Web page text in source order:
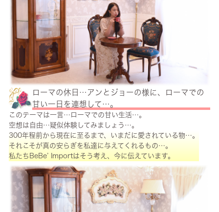
ローマの休日…アンとジョーの様に、ローマでの
甘い一日を連想して…。
このテーマは一言…ローマでの甘い生活…。
空想は自由…疑似体験してみましょう…。
300年程前から現在に至るまで、いまだに愛されている物…。
それこそが真の安らぎを私達に与えてくれるもの…。
私たちBeBe’ Importはそう考え、今に伝えています。